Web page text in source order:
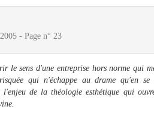
- Page n° 23
le sens d'une entreprise hors norme qui
qui n'échappe au drame qu'en
de la théologie esthétique qui